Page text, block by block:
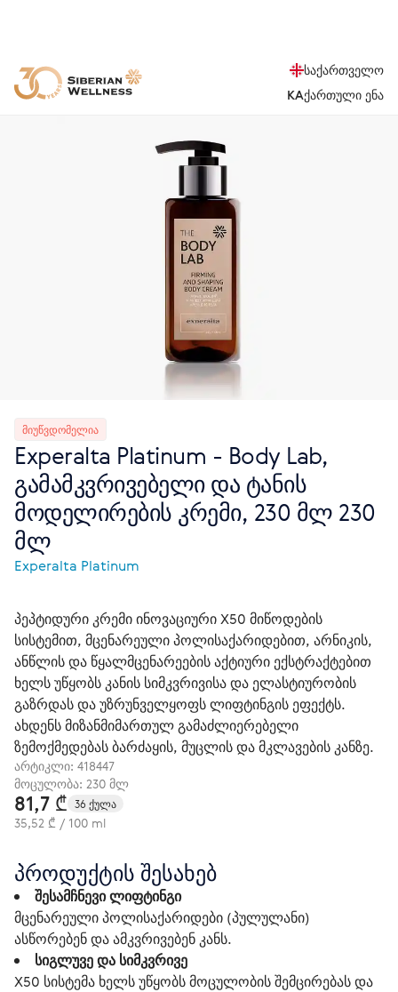
საქართველო
KAქართული ენა
ᲛᲘᲣᲬᲕᲓᲝᲛᲔᲚᲘᲐ
Experalta Platinum - Body Lab,
გამამკვრივებელი და ტანის
მოდელირების კრემი, 230 მლ 230
მლ
Experalta Platinum
პეპტიდური კრემი ინოვაციური X50 მიწოდების
სისტემით, მცენარეული პოლისაქარიდებით, არნიკის,
ანწლის და წყალმცენარეების აქტიური ექსტრაქტებით
ხელს უწყობს კანის სიმკვრივისა და ელასტიურობის
გაზრდას და უზრუნველყოფს ლიფტინგის ეფექტს.
ახდენს მიზანმიმართულ გამაძლიერებელი
ზემოქმედებას ბარძაყის, მუცლის და მკლავების კანზე.
არტიკლი: 418447
მოცულობა: 230 მლ
81,7 ₾ 36 ქულა
35,52 ₾ / 100 ml
პროდუქტის შესახებ
შესამჩნევი ლიფტინგი
მცენარეული პოლისაქარიდები (პულულანი)
ასწორებენ და ამკვრივებენ კანს.
სიგლუვე და სიმკვრივე
X50 სისტემა ხელს უწყობს მოცულობის შემცირებას და